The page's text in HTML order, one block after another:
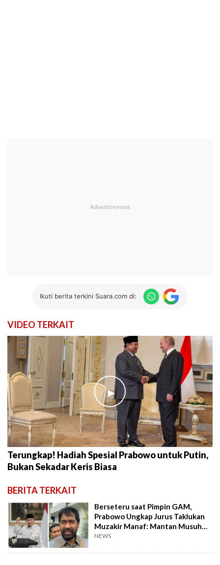
Ikuti berita terkini Suara.com di:
VIDEO TERKAIT
►
Terungkap! Hadiah Spesial Prabowo untuk Putin,
Bukan Sekadar Keris Biasa
BERITA TERKAIT
Berseteru saat Pimpin GAM,
Prabowo Ungkap Jurus Taklukan
Muzakir Manaf: Mantan Musuh
Kini Bersatu
NEWS